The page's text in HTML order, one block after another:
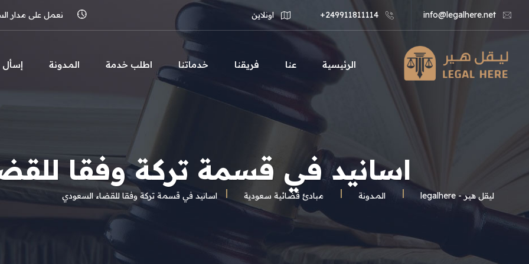
info@legalhere.net
249911811114+ اونلاين نعمل على مدار
الرئيسية عنا فريقنا خدماتنا اطلب خدمة المـدونة إسأل
اسانيد في قسمة تركة وفقا
ليقل هير - legalhere المـدونة مبادئ قضائية سعودية اسانيد في قسمة تركة وفقا للقضاء السعودي